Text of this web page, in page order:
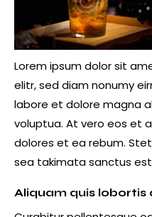
Lorem ipsum dolor sit
elitr, sed diam nonumy
labore et dolore magna
voluptua. At vero eos et
dolores et ea rebum.
sea takimata sanctus
Aliquam quis lobortis